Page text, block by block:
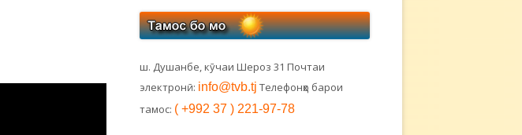
боковая
ш. Душанбе, кӯчаи Шероз 31 Почтаи
электронӣ: info@tvb.tj Телефонҳо барои
тамос: ( +992 37 ) 221-97-78